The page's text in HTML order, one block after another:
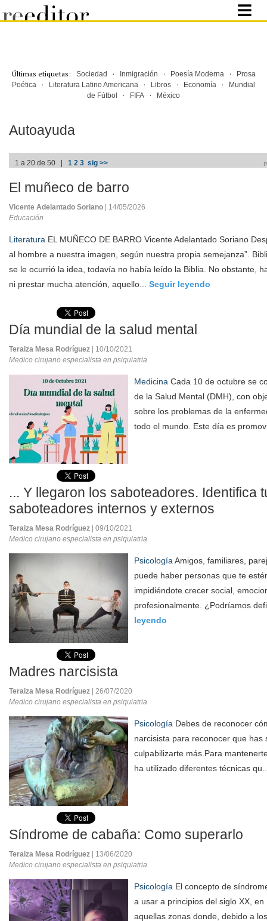
Últimas etiquetas: Sociedad · Inmigración · Poesía Moderna·
Prosa
Poética · Literatura Latino Americana · Libros · Economía ·
Mundial
de Fútbol
· FIFA · México
Autoayuda
1 a 20 de 50 | 1 2 3 sig >>
El muñeco de barro
Vicente Adelantado Soriano
| 14/05/2026
Educación
Literatura EL MUÑECO DE BARRO Vicente Adelantado Soriano
al hombre a nuestra imagen, según nuestra propia semejanza”.
se le ocurrió la idea, todavía no había leído la Biblia. No obstante,
ni prestar mucha atención, aquello... Seguir leyendo
Día mundial de la salud mental
Teraiza Mesa Rodríguez
| 10/10/2021
Medico cirujano especialista en psiquiatria
Medicina Cada 10 de octubre se
de la Salud Mental (DMH), con
sobre los problemas de la
todo el mundo. Este día es
... Y llegaron los saboteadores. Identifica
saboteadores internos y externos
Teraiza Mesa Rodríguez
| 09/10/2021
Medico cirujano especialista en psiquiatria
Psicología Amigos, familiares,
puede haber personas que te
impidiéndote crecer social,
profesionalmente. ¿Podríamos
leyendo
Madres narcisista
Teraiza Mesa Rodríguez
| 26/07/2020
Medico cirujano especialista en psiquiatria
Psicología Debes de reconocer
narcisista para reconocer que has
culpabilizarte más.Para
ha utilizado diferentes técnicas
Síndrome de cabaña: Como superarlo
Teraiza Mesa Rodríguez
| 13/06/2020
Medico cirujano especialista en psiquiatria
Psicología El concepto de
a usar a principios del siglo XX,
aquellas zonas donde, debido a